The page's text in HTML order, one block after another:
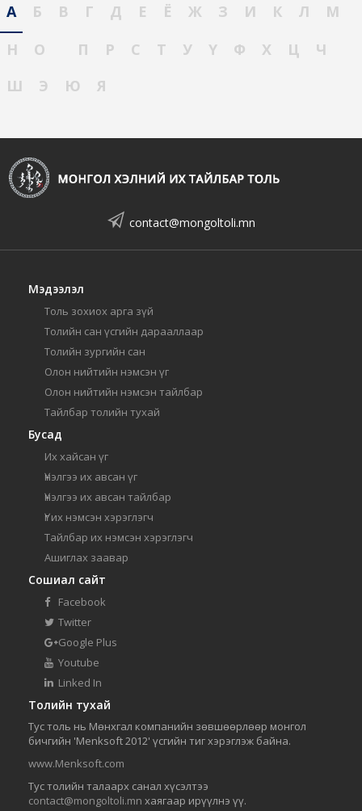
А Б В Г Д Е Ё Ж З И К Л
М
Н
О П Р С Т У Ү Ф Х Ц
Ч
Ш
Э Ю Я
contact@mongoltoli.mn
Мэдээлэл
Толь зохиох арга зүй
Толийн сан үсгийн дарааллаар
Толийн зургийн сан
Олон нийтийн нэмсэн үг
Олон нийтийн нэмсэн тайлбар
Тайлбар толийн тухай
Бусад
Их хайсан үг
Үнэлгээ их авсан үг
Үнэлгээ их авсан тайлбар
Үг их нэмсэн хэрэглэгч
Тайлбар их нэмсэн хэрэглэгч
Ашиглах заавар
Сошиал сайт
Facebook
Twitter
Google Plus
Youtube
Linked In
Толийн тухай
Тус толь нь Мөнхгал компанийн зөвшөөрлөөр монгол
бичгийн 'Menksoft 2012' үсгийн тиг хэрэглэж байна.
www.Menksoft.com
Тус толийн талаарх санал хүсэлтээ
contact@mongoltoli.mn хаягаар ирүүлнэ үү.